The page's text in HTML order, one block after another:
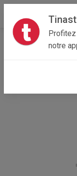
Tinast
Profitez
notre
Accueil Recherche